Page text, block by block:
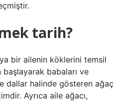
tarih?
bir ailenin köklerini temsil
babaları ve
dallar halinde gösteren ağaç
Ayrıca aile ağacı,